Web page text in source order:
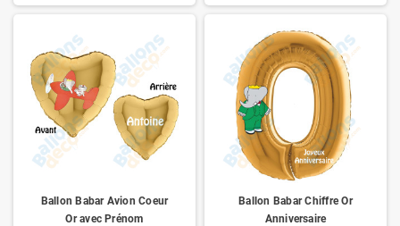
Ballon Babar Avion Coeur
Or avec Prénom
Ballon Babar Chiffre Or
Anniversaire